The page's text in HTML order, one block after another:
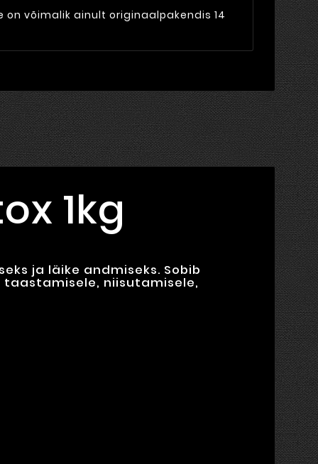
võimalik ainult originaalpakendis 14
1kg
ja läike andmiseks. Sobib
niisutamisele,